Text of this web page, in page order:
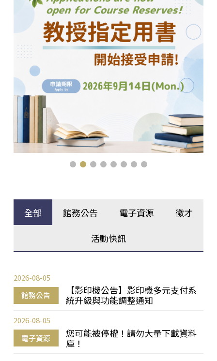
全部 館務公告 電子資源 徵才
活動快訊
館務公告
【影印機公告】影印機多元支付系
統升級與功能調整通知
2026-08-05
電子資源
您可能被停權！請勿大量下載資料
庫！
2026-08-05